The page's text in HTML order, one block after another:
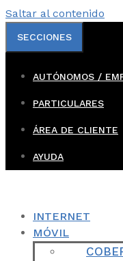
Saltar al contenido
SECCIONES
AUTÓNOMOS /
PARTICULARES
ÁREA DE CLIENTE
AYUDA
INTERNET
MÓVIL